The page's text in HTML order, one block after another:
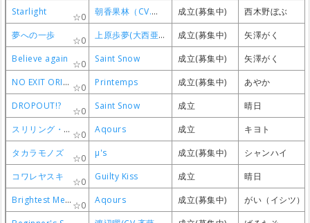
Starlight
0 朝香果林（CV.久保田未夢） 成立(募集中)
西木野ぼぶ
夢への一歩
0 上原歩夢(大西亜玖璃) 成立(募集中)
矢澤がく
Believe again
0 Saint Snow 成立(募集中)
矢澤がく
NO EXIT ORION
0 Printemps 成立(募集中)
あやか
DROPOUT!?
0 Saint Snow 成立
晴日
スリリング・ワンウェイ
0 Aqours 成立
キヨト
タカラモノズ
0 μ's 成立(募集中)
シャンハイ
コワレヤスキ
0 Guilty Kiss 成立
晴日
Brightest Melody
0 Aqours 成立(募集中)
がい（イシツ）
Starlight
0 朝香果林（CV.久保田未夢） 成立(募集中)
西木野ぼぶ
夢への一歩
0 上原歩夢(大西亜玖璃) 成立(募集中)
矢澤がく
Believe again
0 Saint Snow 成立(募集中)
矢澤がく
NO EXIT ORION
0 Printemps 成立(募集中)
あやか
DROPOUT!?
0 Saint Snow 成立
晴日
スリリング・ワンウェイ
0 Aqours 成立
キヨト
タカラモノズ
0 μ's 成立(募集中)
シャンハイ
コワレヤスキ
0 Guilty Kiss 成立
晴日
Brightest Melody
0 Aqours 成立(募集中)
がい（イシツ）
Starlight
0 朝香果林（CV.久保田未夢） 成立(募集中)
西木野ぼぶ
夢への一歩
0 上原歩夢(大西亜玖璃) 成立(募集中)
矢澤がく
Believe again
0 Saint Snow 成立(募集中)
矢澤がく
NO EXIT ORION
0 Printemps 成立(募集中)
あやか
DROPOUT!?
0 Saint Snow 成立
晴日
スリリング・ワンウェイ
0 Aqours 成立
キヨト
タカラモノズ
0 μ's 成立(募集中)
シャンハイ
コワレヤスキ
0 Guilty Kiss 成立
晴日
Brightest Melody
0 Aqours 成立(募集中)
がい（イシツ）
Starlight
0 朝香果林（CV.久保田未夢） 成立(募集中)
西木野ぼぶ
夢への一歩
0 上原歩夢(大西亜玖璃) 成立(募集中)
矢澤がく
Believe again
0 Saint Snow 成立(募集中)
矢澤がく
NO EXIT ORION
0 Printemps 成立(募集中)
あやか
DROPOUT!?
0 Saint Snow 成立
晴日
スリリング・ワンウェイ
0 Aqours 成立
キヨト
タカラモノズ
0 μ's 成立(募集中)
シャンハイ
コワレヤスキ
0 Guilty Kiss 成立
晴日
Brightest Melody
0 Aqours 成立(募集中)
がい（イシツ）